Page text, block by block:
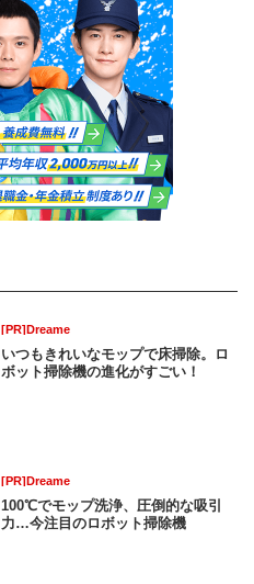
[PR]Dreame
いつもきれいなモップで床掃除。ロ
ボット掃除機の進化がすごい！
[PR]Dreame
100℃でモップ洗浄、圧倒的な吸引
力…今注目のロボット掃除機